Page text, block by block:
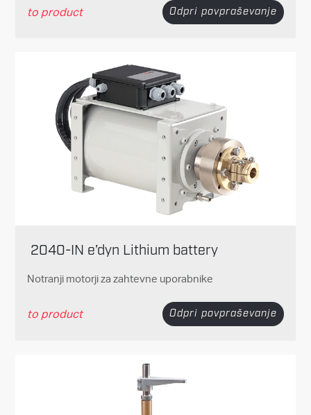
to product Odpri povpraševanje
2040-IN e’dyn Lithium battery
Notranji motorji za zahtevne uporabnike
to product Odpri povpraševanje